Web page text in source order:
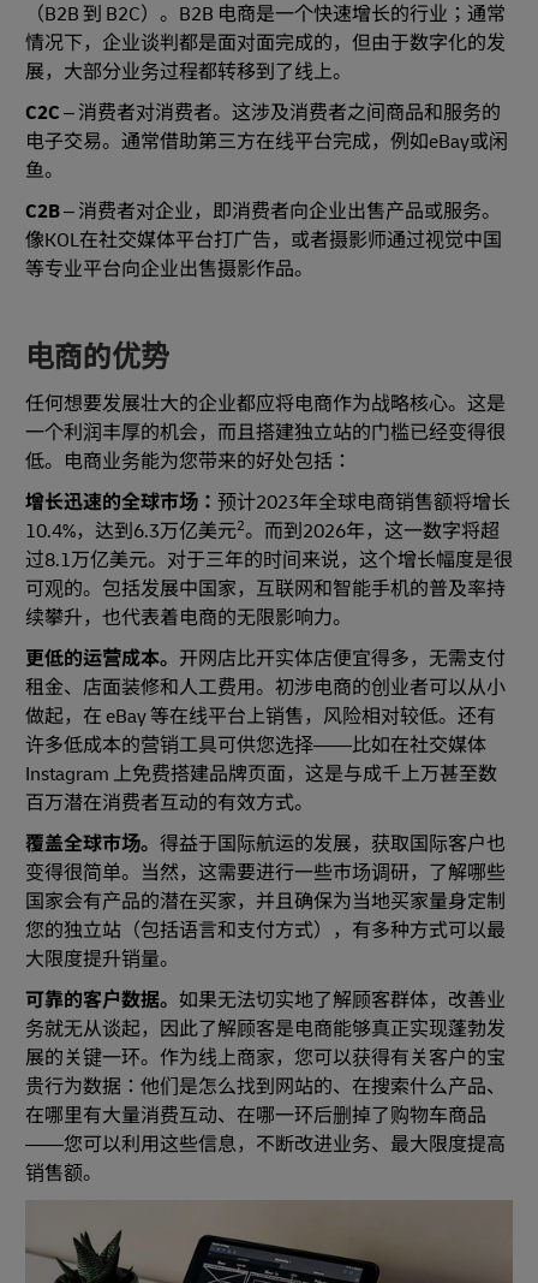
（B2B 到 B2C）。B2B 电商是一个快速增长的行业；通常
情况下，企业谈判都是面对面完成的，但由于数字化的发
展，大部分业务过程都转移到了线上。
C2C – 消费者对消费者。这涉及消费者之间商品和服务的
电子交易。通常借助第三方在线平台完成，例如eBay或闲
鱼。
C2B– 消费者对企业，即消费者向企业出售产品或服务。
像KOL在社交媒体平台打广告，或者摄影师通过视觉中国
等专业平台向企业出售摄影作品。
电商的优势
任何想要发展壮大的企业都应将电商作为战略核心。这是
一个利润丰厚的机会，而且搭建独立站的门槛已经变得很
低。电商业务能为您带来的好处包括：
增长迅速的全球市场： 预计2023年全球电商销售额将增长
10.4%，达到6.3万亿美元2。而到2026年，这一数字将超
过8.1万亿美元。对于三年的时间来说，这个增长幅度是很
可观的。包括发展中国家，互联网和智能手机的普及率持
续攀升，也代表着电商的无限影响力。
更低的运营成本。 开网店比开实体店便宜得多，无需支付
租金、店面装修和人工费用。初涉电商的创业者可以从小
做起，在 eBay 等在线平台上销售，风险相对较低。还有
许多低成本的营销工具可供您选择——比如在社交媒体
Instagram 上免费搭建品牌页面，这是与成千上万甚至数
百万潜在消费者互动的有效方式。
覆盖全球市场。 得益于国际航运的发展，获取国际客户也
变得很简单。当然，这需要进行一些市场调研，了解哪些
国家会有产品的潜在买家，并且确保为当地买家量身定制
您的独立站（包括语言和支付方式），有多种方式可以最
大限度提升销量。
可靠的客户数据。 如果无法切实地了解顾客群体，改善业
务就无从谈起，因此了解顾客是电商能够真正实现蓬勃发
展的关键一环。作为线上商家，您可以获得有关客户的宝
贵行为数据：他们是怎么找到网站的、在搜索什么产品、
在哪里有大量消费互动、在哪一环后删掉了购物车商品
——您可以利用这些信息，不断改进业务、最大限度提高
销售额。